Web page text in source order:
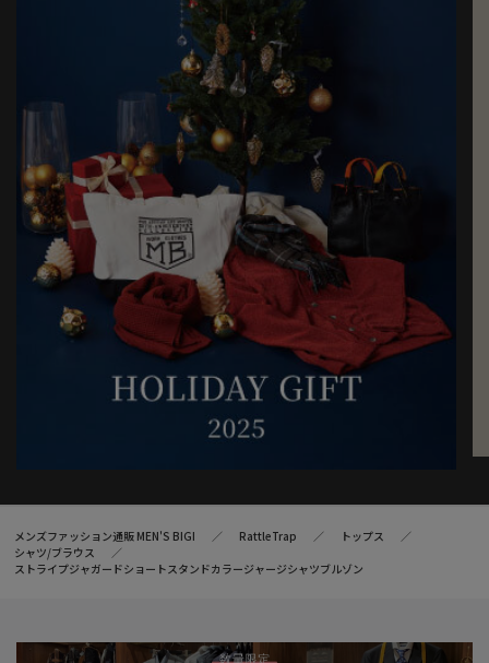
メンズファッション通販 MEN'S BIGI RattleTrap
トップス
シャツ/ブラウス
ストライプジャガードショートスタンドカラージャージシャツブルゾン